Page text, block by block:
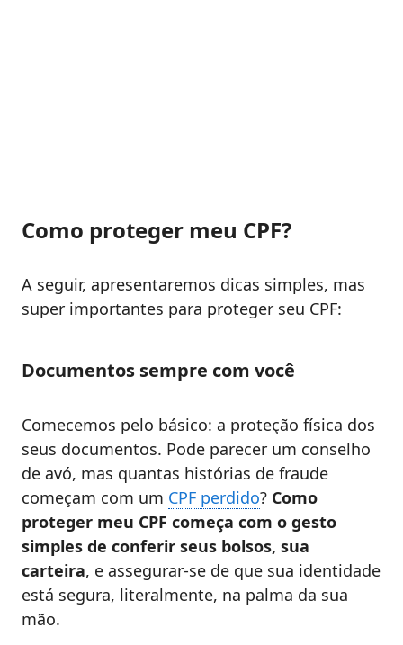
Como proteger meu CPF?
A seguir, apresentaremos dicas simples, mas
super importantes para proteger seu CPF:
Documentos sempre com você
Comecemos pelo básico: a proteção física dos
seus documentos. Pode parecer um conselho
de avó, mas quantas histórias de fraude
começam com um CPF perdido? Como
proteger meu CPF começa com o gesto
simples de conferir seus bolsos, sua
carteira, e assegurar-se de que sua identidade
está segura, literalmente, na palma da sua
mão.